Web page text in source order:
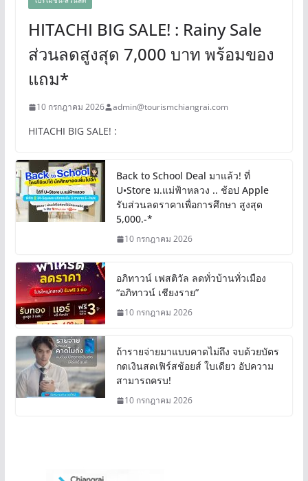
HITACHI BIG SALE! : Rainy Sale
ส่วนลดสูงสุด 7,000 บาท พร้อมของ
แถม*
10 กรกฎาคม 2026 admin@tourismchiangrai.com
HITACHI BIG SALE! :
Back to School Deal มาแล้ว! ที่
U•Store ม.แม่ฟ้าหลวง .. ช้อป Apple
รับส่วนลดราคาเพื่อการศึกษา สูงสุด
5,000.-*
10 กรกฎาคม 2026
อภิทาวน์ เฟสติวัล ลดทั่วบ้านทั่วเมือง
“อภิทาวน์ เชียงราย”
10 กรกฎาคม 2026
ถ้ารายจ่ายมาแบบคาดไม่ถึง จบด้วยบัตร
กดเงินสดเฟิร์สช้อยส์ ใบเดียว อัปความ
สามารถครบ!
10 กรกฎาคม 2026